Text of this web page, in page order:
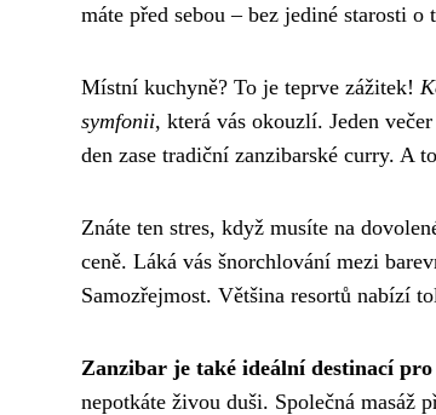
máte před sebou – bez jediné starosti
Místní kuchyně? To je teprve zážitek!
symfonii, která vás okouzlí. Jeden
den zase tradiční zanzibarské curry. A
Znáte ten stres, když musíte na
ceně. Láká vás šnorchlování mezi
Samozřejmost. Většina resortů nabízí
Zanzibar je také ideální destinací
nepotkáte živou duši. Společná masáž